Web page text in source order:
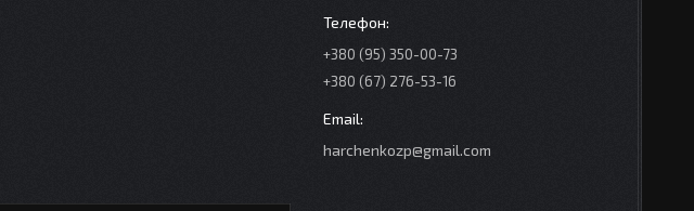
+380 (95) 350-00-73
+380 (67) 276-53-16
harchenkozp@gmail.com